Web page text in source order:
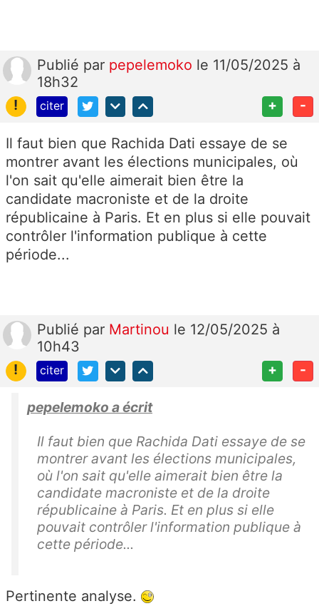
Publié par pepelemoko le 11/05/2025 à
18h32
!
citer + -
Il faut bien que Rachida Dati essaye de se
montrer avant les élections municipales, où
l'on sait qu'elle aimerait bien être la
candidate macroniste et de la droite
républicaine à Paris. Et en plus si elle pouvait
contrôler l'information publique à cette
période...
Publié par Martinou le 12/05/2025 à
10h43
!
citer + -
pepelemoko a écrit
Il faut bien que Rachida Dati essaye de se
montrer avant les élections municipales,
où l'on sait qu'elle aimerait bien être la
candidate macroniste et de la droite
républicaine à Paris. Et en plus si elle
pouvait contrôler l'information publique à
cette période...
Pertinente analyse.